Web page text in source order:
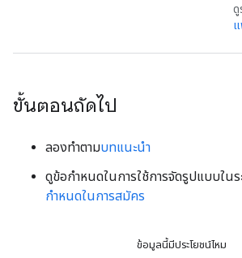
ดู
ขั้นตอนถัดไป
ลองทำตามบทแนะนำ
ดูข้อกำหนดในการใช้การจัดรูปแบบใน
กำหนดในการสมัคร
ข้อมูลนี้มีประโยชน์ไหม